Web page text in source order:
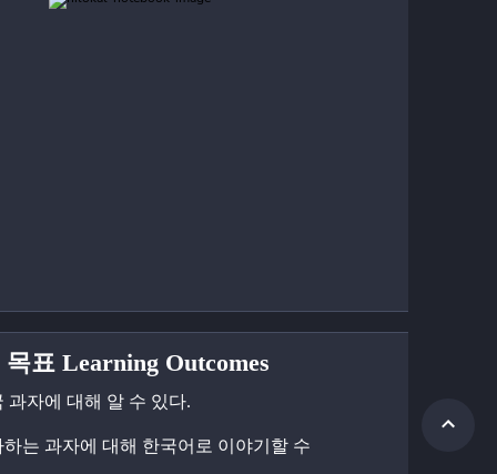
표 Learning Outcomes
과자에 대해 알 수 있다.
하는 과자에 대해 한국어로 이야기할 수